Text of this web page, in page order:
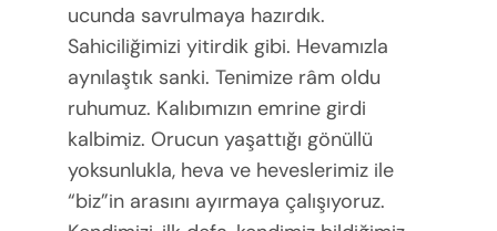
ucunda savrulmaya hazırdık.
Sahiciliğimizi yitirdik gibi. Hevamızla
aynılaştık sanki. Tenimize râm oldu
ruhumuz. Kalıbımızın emrine girdi
kalbimiz. Orucun yaşattığı gönüllü
yoksunlukla, heva ve heveslerimiz ile
“biz”in arasını ayırmaya çalışıyoruz.